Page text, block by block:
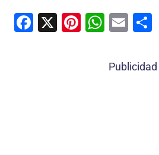
F
X
Pi W
at
E
ai m
Publicidad